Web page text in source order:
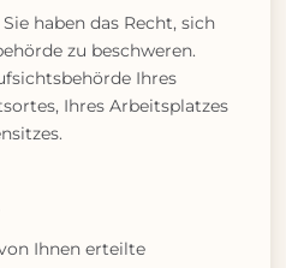
Sie haben das Recht, sich
zu beschweren.
Ihres
Ihres Arbeitsplatzes
Ihnen erteilte